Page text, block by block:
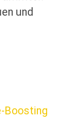
und
Boosting